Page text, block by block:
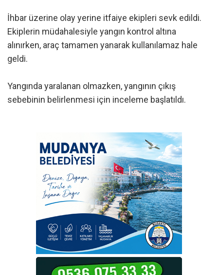
İhbar üzerine olay yerine itfaiye ekipleri sevk edildi.
Ekiplerin müdahalesiyle yangın kontrol altına
alınırken, araç tamamen yanarak kullanılamaz hale
geldi.
Yangında yaralanan olmazken, yangının çıkış
sebebinin belirlenmesi için inceleme başlatıldı.